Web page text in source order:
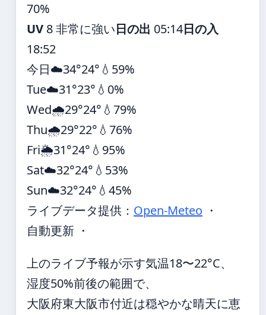
70%
UV 8 非常に強い日の出 05:14日の入
18:52
今日☁️34°24° 💧59%
Tue☁️31°23° 💧0%
Wed🌧️29°24° 💧79%
Thu🌧️29°22° 💧76%
Fri🌦️31°24° 💧95%
Sat☁️32°24° 💧53%
Sun☁️32°24° 💧45%
ライブデータ提供： Open-Meteo ・
自動更新 ・
上のライブ予報が示す気温18〜22°C、
湿度50%前後の範囲で、
大阪府東大阪市付近は穏やかな晴天に恵